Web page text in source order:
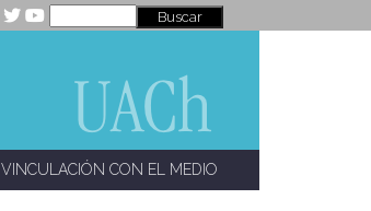
VINCULACIÓN CON EL MEDIO